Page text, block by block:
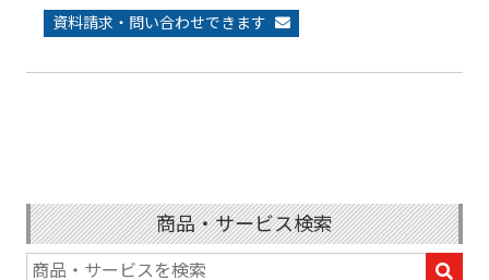
資料請求・問い合わせできます
商品・サービス検索